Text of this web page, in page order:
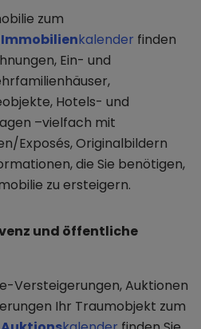
zum
Immobilienkalender finden
Ein- und
Hotels- und
–vielfach mit
Exposés, Originalbildern
die Sie benötigen,
zu ersteigern.
und öffentliche
Versteigerungen, Auktionen
Ihr Traumobjekt zum